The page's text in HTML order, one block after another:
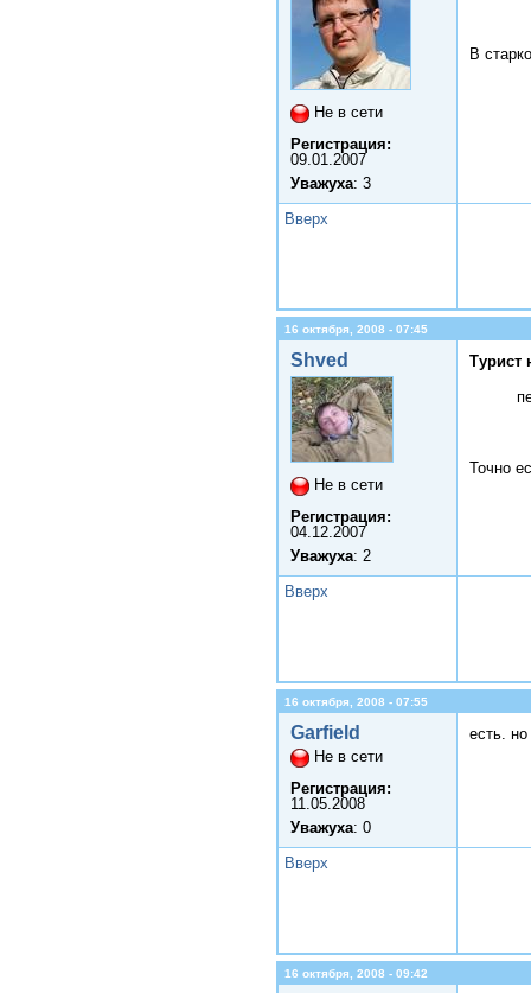
Не в сети
Регистрация:
09.01.2007
Уважуха: 3
В
Вверх
16 октября, 2008 - 07:45
Shved
Не в сети
Регистрация:
04.12.2007
Уважуха: 2
Турист
Точно
Вверх
16 октября, 2008 - 07:55
Garfield
Не в сети
Регистрация:
11.05.2008
Уважуха: 0
есть.
Вверх
16 октября, 2008 - 09:42